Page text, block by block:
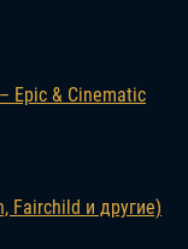
Epic & Cinematic
Fairchild и другие)